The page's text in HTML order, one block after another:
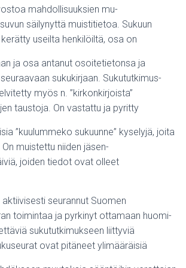
mahdollisuuksien mu-
säilynyttä muistitietoa. Sukuun
useilta henkilöiltä, osa on
ja osa antanut osoitetietonsa ja
sukukirjaan. Sukututkimus-
myös n. ”kirkonkirjoista”
taustoja. On vastattu ja pyritty
”kuulummeko sukuunne” kyselyjä, joita
muistettu niiden jäsen-
joiden tiedot ovat olleet
seurannut Suomen
toimintaa ja pyrkinyt ottamaan huomi-
sukututkimukseen liittyviä
ovat pitäneet ylimääräisiä